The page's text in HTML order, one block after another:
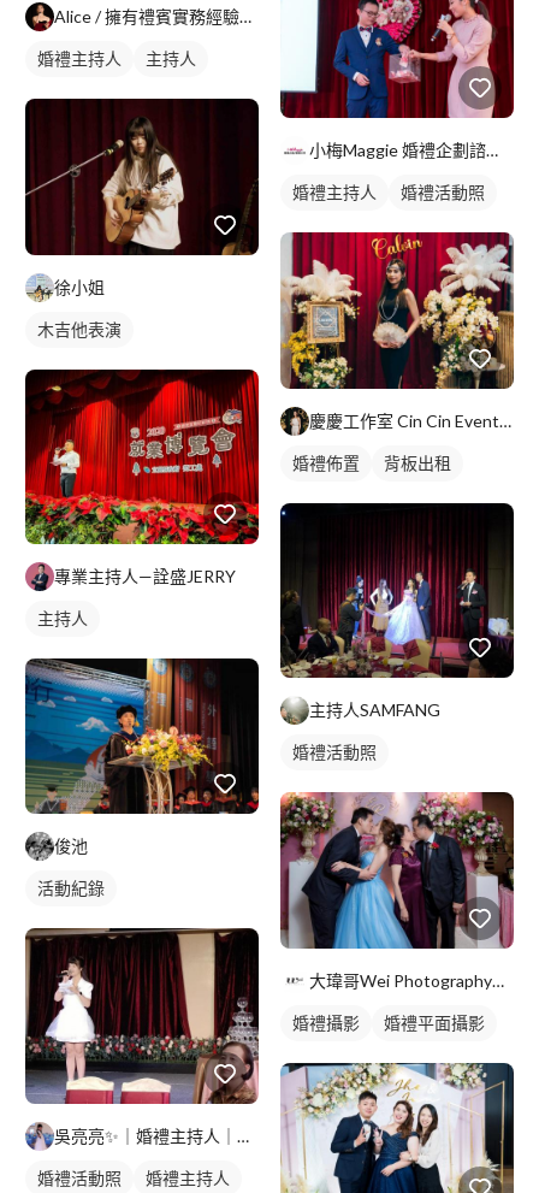
Alice / 擁有禮賓實務經驗的司儀主持人
婚禮主持人 主持人
徐小姐
木吉他表演
專業主持人—詮盛JERRY
主持人
俊池
活動紀錄
吳亮亮✨️｜婚禮主持人｜活動主持人
婚禮活動照 婚禮主持人
小梅Maggie 婚禮企劃諮詢/婚禮主持服務
婚禮主持人 婚禮活動照
慶慶工作室 Cin Cin Event Studio
婚禮佈置 背板出租
主持人SAMFANG
婚禮活動照
大瑋哥Wei Photography攝影工作室
婚禮攝影 婚禮平面攝影